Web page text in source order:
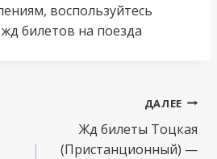
воспользуйтесь
билетов на поезда
ДАЛЕЕ
Жд билеты Тоцкая
(Пристанционный) —